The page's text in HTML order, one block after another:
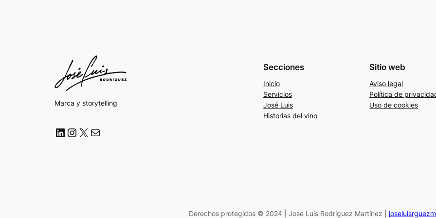
Marca y storytelling
LinkedIn Instagram X Correo electrónico
Secciones
Inicio
Servicios
José Luis
Historias del vino
Sitio web
Aviso legal
Política de
Uso de cookies
Derechos protegidos © 2024 | José Luis Rodríguez Martínez |